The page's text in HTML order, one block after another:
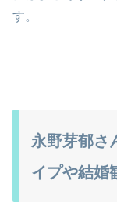
す。
永野芽郁さ
イプや結婚